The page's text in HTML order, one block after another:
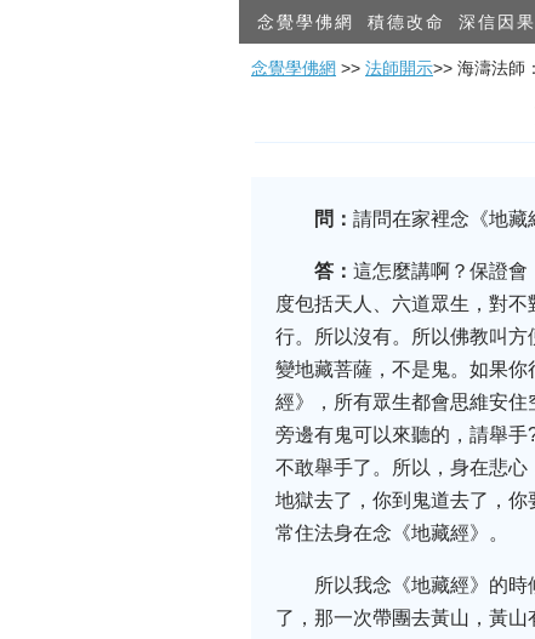
念覺學佛網 積德改命 深信因果
念覺學佛網 >> 法師開示>> 海濤法師
問： 請問在家裡念《地藏
答： 這怎麼講啊？保證會
度包括天人、六道眾生，對
行。所以沒有。所以佛教叫
變地藏菩薩，不是鬼。如果
經》，所有眾生都會思維安
旁邊有鬼可以來聽的，請舉手
不敢舉手了。所以，身在悲
地獄去了，你到鬼道去了，
常住法身在念《地藏經》。
所以我念《地藏經》的
了，那一次帶團去黃山，黃